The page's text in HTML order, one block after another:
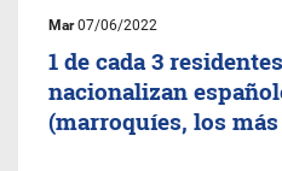
Mar07/06/2022
1 de cada 3
nacionalizan
(marroquíes, los